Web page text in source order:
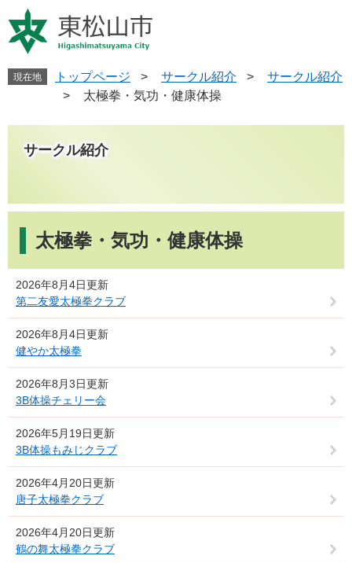
ー
ジ
す
ニ
ュ
し
現在地 トップページ > サークル紹介 >
サークル紹介
>
太極拳・気功・健康体操
サークル紹介
太極拳・気功・健康体操
2026年8月4日更新
第二友愛太極拳クラブ
2026年8月4日更新
健やか太極拳
2026年8月3日更新
3B体操チェリー会
2026年5月19日更新
3B体操もみじクラブ
2026年4月20日更新
唐子太極拳クラブ
2026年4月20日更新
鶴の舞太極拳クラブ